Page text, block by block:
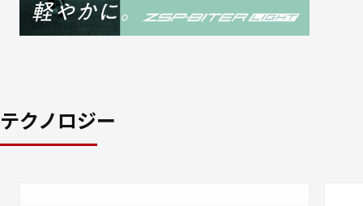
テクノロジー